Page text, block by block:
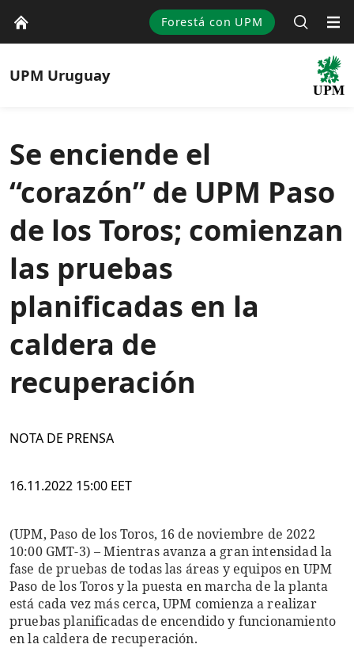
Forestá con UPM
UPM Uruguay
Se enciende el
“corazón” de UPM Paso
de los Toros; comienzan
las pruebas
planificadas en la
caldera de
recuperación
NOTA DE PRENSA
16.11.2022 15:00 EET
(UPM, Paso de los Toros, 16 de noviembre de 2022
10:00 GMT-3) – Mientras avanza a gran intensidad la
fase de pruebas de todas las áreas y equipos en UPM
Paso de los Toros y la puesta en marcha de la planta
está cada vez más cerca, UPM comienza a realizar
pruebas planificadas de encendido y funcionamiento
en la caldera de recuperación.